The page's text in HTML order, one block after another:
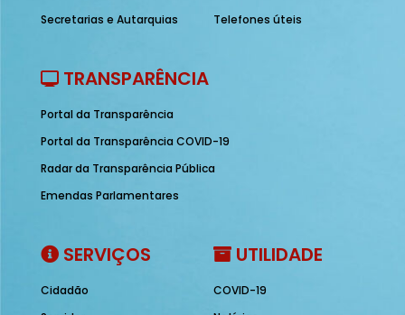
Secretarias e Autarquias
Telefones úteis
TRANSPARÊNCIA
Portal da Transparência
Portal da Transparência COVID-19
Radar da Transparência Pública
Emendas Parlamentares
SERVIÇOS
Cidadão
UTILIDADE
COVID-19